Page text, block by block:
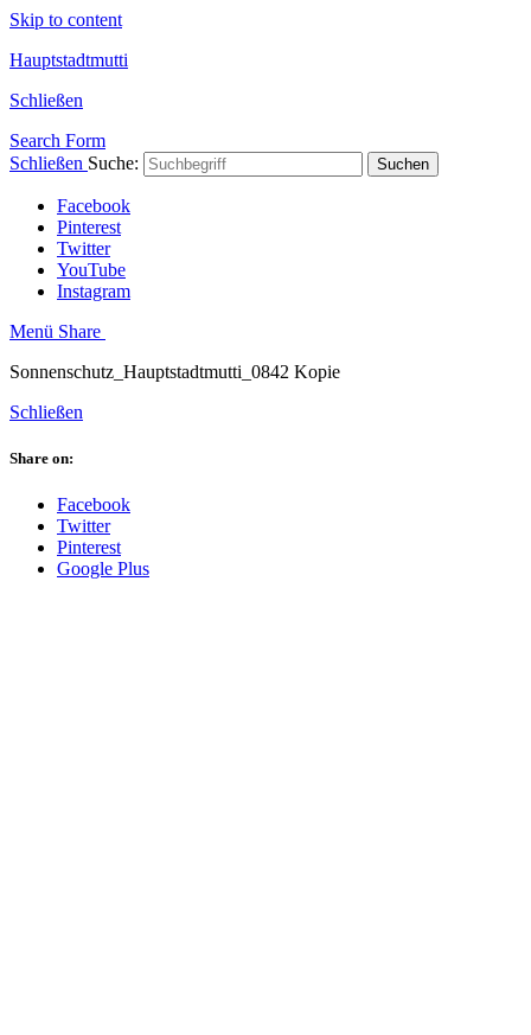
Skip to content
Hauptstadtmutti
Schließen
Search Form
Schließen Suche: Suchen
Facebook
Pinterest
Twitter
YouTube
Instagram
Menü Share
Sonnenschutz_Hauptstadtmutti_0842 Kopie
Schließen
Share on:
Facebook
Twitter
Pinterest
Google Plus